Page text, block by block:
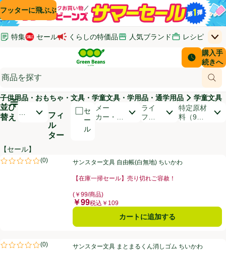
コンテンツに飛ぶ
検索に飛ぶ
フッターに飛ぶ
特集 セール くらしの特価品 人気ブランド レシピ
はじめてのお買い物ガイド
(新しいウィンドウで開く) (新しいウィンドウで開く)
サポート・ヘルプ・お問い合わせ
(新しいウィンドウで開く)
上
Green Beans
商
配送日時
購入手
続きへ
お客さ
￥0
メインメニュ―ボタン
子供用品・おもちゃ・文具・学童文具・学用品・通学用品 学童文具
並び
替え
開いて並び替えオプションのリストを見る
順
フィ
ル
ター
セ
ー
ル
メー
カー・ブ
ライ
フス
特定原材
料（9品
商品リスト
【セール】
サンスター文具 自由帳(白無地) ちいかわ
(0)
評価は0件のレビューで5点中0.0点。サンスター文具 自由帳(白無地) ちいかわ
【在庫一掃セール】売り切れご容赦！
(￥99/商品)
価格
￥99税込￥109
カートに追加する
サンスター文具 まとまるくん消しゴム ちいかわ
(0)
評価は0件のレビューで5点中0.0点。サンスター文具 まとまるくん消しゴム ちいかわ